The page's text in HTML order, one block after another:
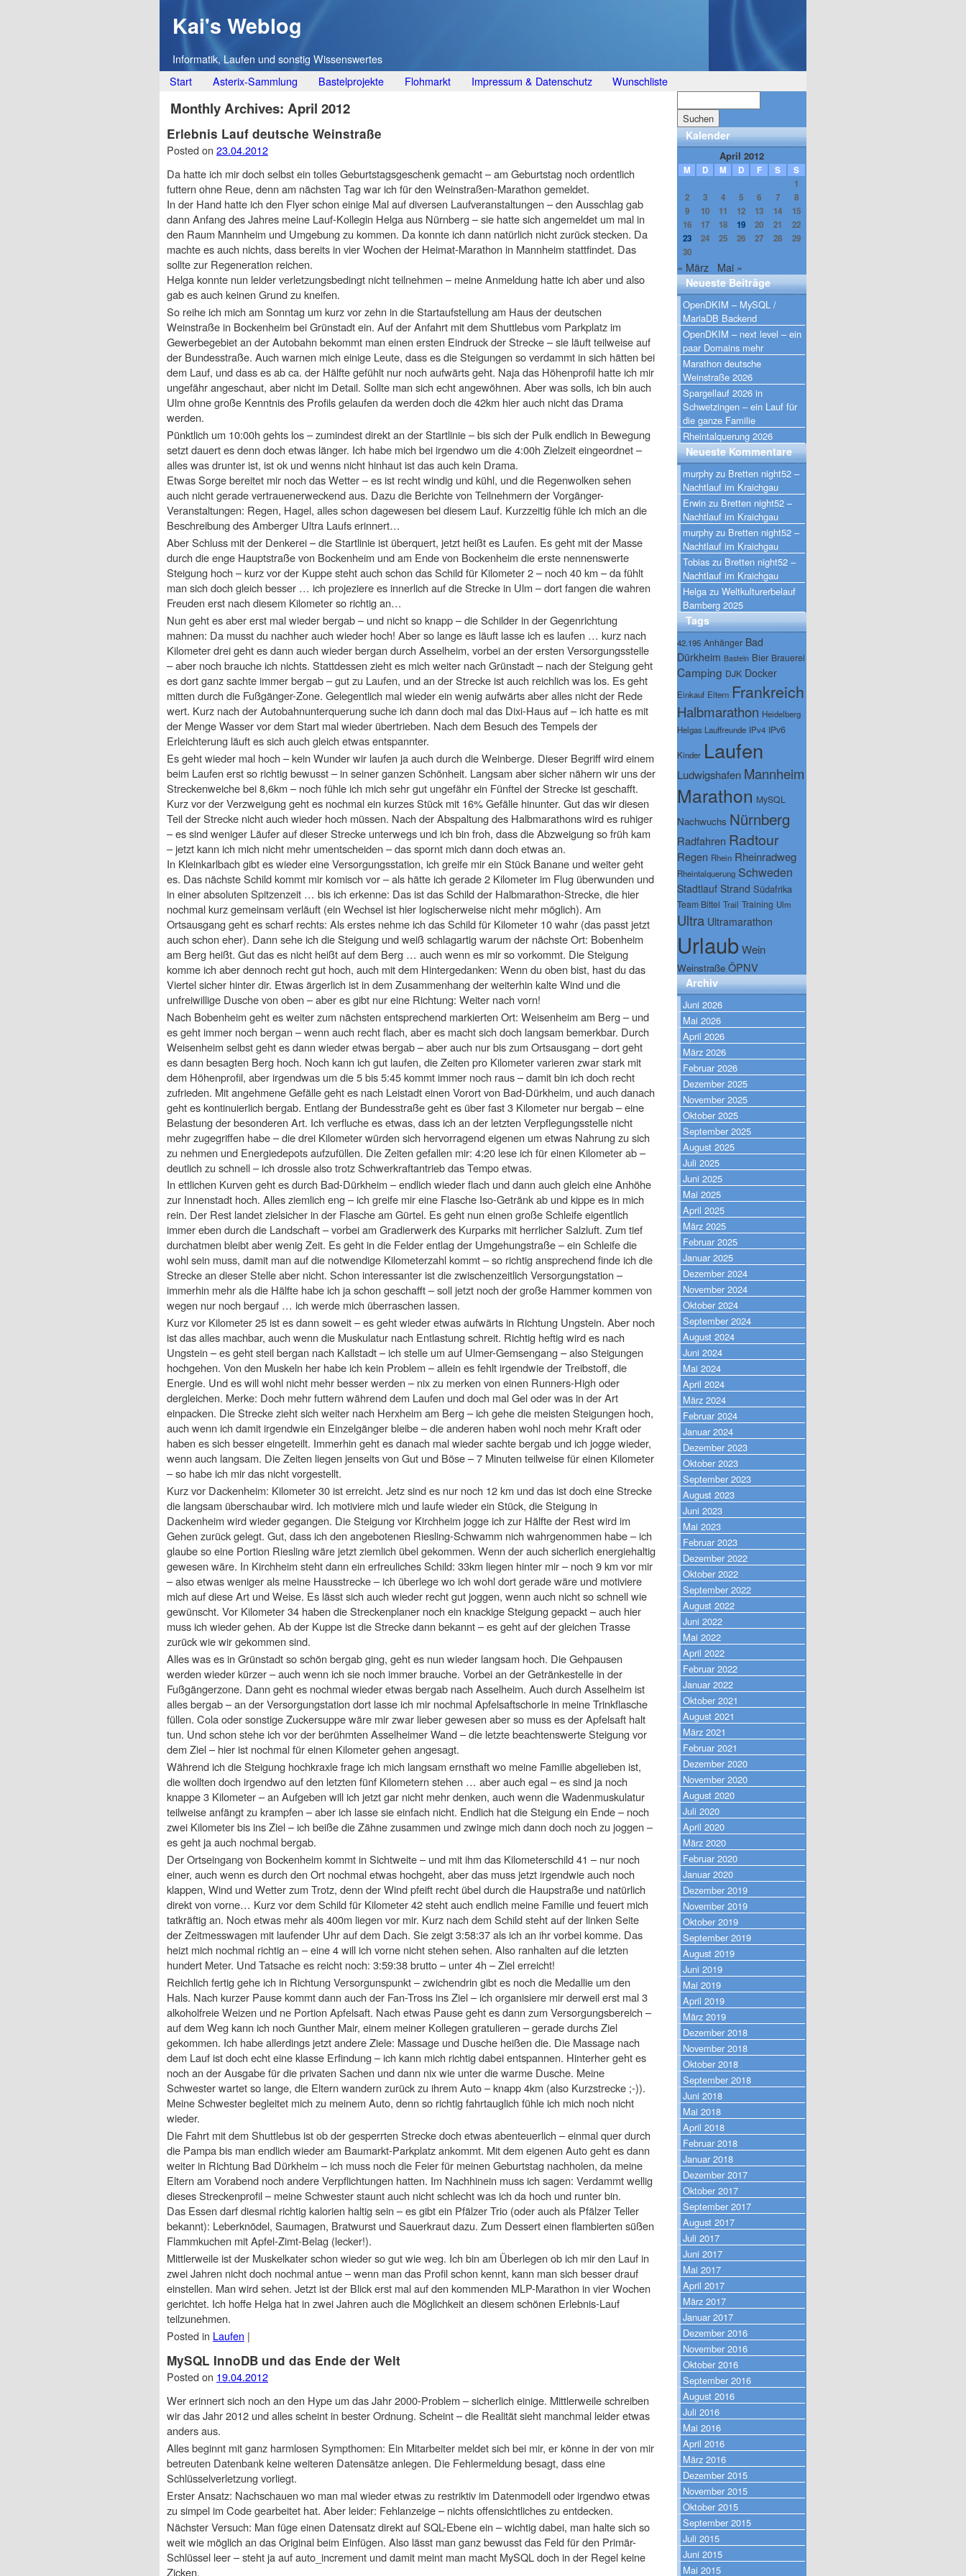
Kai's Weblog
Informatik, Laufen und sonstig Wissenswertes
Main menu
Skip
to
Start Asterix-Sammlung Bastelprojekte Flohmarkt Impressum & Datenschutz Wunschliste
Monthly Archives: April 2012
Erlebnis Lauf deutsche Weinstraße
Posted on 23.04.2012
Da hatte ich mir doch selbst ein tolles Geburtstagsgeschenk gemacht – am Geburtstag noch ordentlich
futtern ohne Reue, denn am nächsten Tag war ich für den Weinstraßen-Marathon gemeldet.
In der Hand hatte ich den Flyer schon einige Mal auf diversen Laufveranstaltungen – den Ausschlag gab
dann Anfang des Jahres meine Lauf-Kollegin Helga aus Nürnberg – sie hatte sich angemeldet um mal in
den Raum Mannheim und Umgebung zu kommen. Da konnte ich dann natürlich nicht zurück stecken. Da
machte es auch nichts, dass bereits in vier Wochen der Heimat-Marathon in Mannheim stattfindet. Das
sollte zur Regeneration reichen.
Helga konnte nun leider verletzungsbedingt nicht teilnehmen – meine Anmeldung hatte ich aber und also
gab es auch keinen Grund zu kneifen.
So reihe ich mich am Sonntag um kurz vor zehn in die Startaufstellung am Haus der deutschen
Weinstraße in Bockenheim bei Grünstadt ein. Auf der Anfahrt mit dem Shuttlebus vom Parkplatz im
Gewerbegebiet an der Autobahn bekommt man einen ersten Eindruck der Strecke – sie läuft teilweise auf
der Bundesstraße. Auch warnen mich einige Leute, dass es die Steigungen so verdammt in sich hätten bei
dem Lauf, und dass es ab ca. der Hälfte gefühlt nur noch aufwärts geht. Naja das Höhenprofil hatte ich mir
ungefähr angeschaut, aber nicht im Detail. Sollte man sich echt angewöhnen. Aber was solls, ich bin auch
Ulm ohne große Kenntnis des Profils gelaufen da werden doch die 42km hier auch nicht das Drama
werden.
Pünktlich um 10:00h gehts los – zumindest direkt an der Startlinie – bis sich der Pulk endlich in Bewegung
setzt dauert es denn doch etwas länger. Ich habe mich bei irgendwo um die 4:00h Zielzeit eingeordnet –
alles was drunter ist, ist ok und wenns nicht hinhaut ist das auch kein Drama.
Etwas Sorge bereitet mir noch das Wetter – es ist recht windig und kühl, und die Regenwolken sehen
auch nicht gerade vertrauenerweckend aus. Dazu die Berichte von Teilnehmern der Vorgänger-
Veranstaltungen: Regen, Hagel, alles schon dagewesen bei diesem Lauf. Kurzzeitig fühle ich mich an die
Beschreibung des Amberger Ultra Laufs erinnert…
Aber Schluss mit der Denkerei – die Startlinie ist überquert, jetzt heißt es Laufen. Es geht mit der Masse
durch die enge Hauptstraße von Bockenheim und am Ende von Bockenheim die erste nennenswerte
Steigung hoch – kurz vor der Kuppe steht auch schon das Schild für Kilometer 2 – noch 40 km – da fühlt
man sich doch gleich besser … ich projeziere es innerlich auf die Strecke in Ulm – dort fangen die wahren
Freuden erst nach diesem Kilometer so richtig an…
Nun geht es aber erst mal wieder bergab – und nicht so knapp – die Schilder in der Gegenrichtung
mahnen: Da musst du nachher auch wieder hoch! Aber so lange es läuft lasse ich es laufen … kurz nach
Kilometer drei geht es dann auch wieder bergan durch Asselheim, vorbei an der ersten Versorgungsstelle
– aber noch brauche ich nichts. Stattdessen zieht es mich weiter nach Grünstadt – nach der Steigung geht
es dort ganz sachte immer bergab – gut zu Laufen, und an der Strecke ist auch reichlich was los. Es geht
mitten durch die Fußgänger-Zone. Gelegentlich mal wieder ein wenig aufwärts aber alles nicht der Rede
wert. Kurz nach der Autobahnunterquerung suche ich dann doch mal das Dixi-Haus auf – ich hatte es mit
der Menge Wasser vor dem Start mal wieder übertrieben. Nach dem Besuch des Tempels der
Erleichterung läuft es sich auch gleich etwas entspannter.
Es geht wieder mal hoch – kein Wunder wir laufen ja auch durch die Weinberge. Dieser Begriff wird einem
beim Laufen erst so richtig bewusst – in seiner ganzen Schönheit. Langsam aber sicher nähern wir uns der
Streckenweiche bei 8,6km – noch fühle ich mich sehr gut ungefähr ein Fünftel der Strecke ist geschafft.
Kurz vor der Verzweigung geht es nochmal ein kurzes Stück mit 16% Gefälle hinunter. Gut das wir diesen
Teil der Strecke nicht auch wieder hoch müssen. Nach der Abspaltung des Halbmarathons wird es ruhiger
– es sind weniger Läufer auf dieser Strecke unterwegs und ich bin froh, dass die Abzweigung so früh kam
– jetzt kann ich mich nicht mehr umentscheiden – das spornt mich dann doch etwas an.
In Kleinkarlbach gibt es wieder eine Versorgungsstation, ich greife mir ein Stück Banane und weiter geht
es. Das nächste Schild kommt mir komisch vor – als hätte ich gerade 2 Kilometer im Flug überwunden und
in einer absoluten Spitzenzeit … bis ich erkenne: Das ist das Schild der Halbmarathon-Strecke, die hier
nochmal kurz gemeinsam verläuft (ein Wechsel ist hier logischerweise nicht mehr möglich). Am
Ortsausgang geht es scharf rechts: Als erstes nehme ich das Schild für Kilometer 10 wahr (das passt jetzt
auch schon eher). Dann sehe ich die Steigung und weiß schlagartig warum der nächste Ort: Bobenheim
am Berg heißt. Gut das es nicht heißt auf dem Berg … auch wenn es mir so vorkommt. Die Steigung
komme ich aber dennoch recht gut hoch, auch mit dem Hintergedanken: Wenn du oben bist, hast du das
Viertel sicher hinter dir. Etwas ärgerlich ist in dem Zusammenhang der weiterhin kalte Wind und die
unfreiwillige Dusche von oben – aber es gibt nur eine Richtung: Weiter nach vorn!
Nach Bobenheim geht es weiter zum nächsten entsprechend markierten Ort: Weisenheim am Berg – und
es geht immer noch bergan – wenn auch recht flach, aber es macht sich doch langsam bemerkbar. Durch
Weisenheim selbst geht es dann wieder etwas bergab – aber auch nur bis zum Ortsausgang – dort geht
es dann besagten Berg hoch. Noch kann ich gut laufen, die Zeiten pro Kilometer varieren zwar stark mit
dem Höhenprofil, aber irgendwas um die 5 bis 5:45 kommt immer noch raus – damit bin ich doch recht
zufrieden. Mit angehmene Gefälle geht es nach Leistadt einen Vorort von Bad-Dürkheim, und auch danach
geht es kontinuierlich bergab. Entlang der Bundesstraße geht es über fast 3 Kilometer nur bergab – eine
Belastung der besonderen Art. Ich verfluche es etwas, dass ich an der letzten Verpflegungsstelle nicht
mehr zugegriffen habe – die drei Kilometer würden sich hervorragend eigenen um etwas Nahrung zu sich
zu nehmen und Energiedepots aufzufüllen. Die Zeiten gefallen mir: 4:20 lese ich für einen Kilometer ab –
deutlich zu schnell – ich drossle also trotz Schwerkraftantrieb das Tempo etwas.
In ettlichen Kurven geht es durch Bad-Dürkheim – endlich wieder flach und dann auch gleich eine Anhöhe
zur Innenstadt hoch. Alles ziemlich eng – ich greife mir eine Flasche Iso-Getränk ab und kippe es in mich
rein. Der Rest landet zielsicher in der Flasche am Gürtel. Es geht nun einen große Schleife eigentlich
immer eben durch die Landschaft – vorbei am Gradierwerk des Kurparks mit herrlicher Salzluft. Zum tief
durchatmen bleibt aber wenig Zeit. Es geht in die Felder entlag der Umgehungstraße – ein Schleife die
wohl sein muss, damit man auf die notwendige Kilometerzahl kommt – so richtig ansprechend finde ich die
Strecke an dieser Stelle aber nicht. Schon interessanter ist die zwischenzeitlich Versorgungstation –
immerhin mehr als die Hälfte habe ich ja schon geschafft – soll jetzt noch der große Hammer kommen von
wegen nur noch bergauf … ich werde mich überraschen lassen.
Kurz vor Kilometer 25 ist es dann soweit – es geht wieder etwas aufwärts in Richtung Ungstein. Aber noch
ist das alles machbar, auch wenn die Muskulatur nach Entlastung schreit. Richtig heftig wird es nach
Ungstein – es geht steil bergan nach Kallstadt – ich stelle um auf Ulmer-Gemsengang – also Steigungen
hochgehen. Von den Muskeln her habe ich kein Problem – allein es fehlt irgendwie der Treibstoff, die
Energie. Und es will wohl nicht mehr besser werden – nix zu merken von einen Runners-High oder
dergleichen. Merke: Doch mehr futtern während dem Laufen und doch mal Gel oder was in der Art
einpacken. Die Strecke zieht sich weiter nach Herxheim am Berg – ich gehe die meisten Steigungen hoch,
auch wenn ich damit irgendwie ein Einzelgänger bleibe – die anderen haben wohl noch mehr Kraft oder
haben es sich besser eingeteilt. Immerhin geht es danach mal wieder sachte bergab und ich jogge wieder,
wenn auch langsam. Die Zeiten liegen jenseits von Gut und Böse – 7 Minuten teilweise für einen Kilometer
– so habe ich mir das nicht vorgestellt.
Kurz vor Dackenheim: Kilometer 30 ist erreicht. Jetz sind es nur noch 12 km und das ist doch eine Strecke
die langsam überschaubar wird. Ich motiviere mich und laufe wieder ein Stück, die Steigung in
Dackenheim wird wieder gegangen. Die Steigung vor Kirchheim jogge ich zur Hälfte der Rest wird im
Gehen zurück gelegt. Gut, dass ich den angebotenen Riesling-Schwamm nich wahrgenommen habe – ich
glaube so eine Portion Riesling wäre jetzt ziemlich übel gekommen. Wenn der auch sicherlich energiehaltig
gewesen wäre. In Kirchheim steht dann ein erfreuliches Schild: 33km liegen hinter mir – noch 9 km vor mir
– also etwas weniger als meine Hausstrecke – ich überlege wo ich wohl dort gerade wäre und motiviere
mich auf diese Art und Weise. Es lässt sich auch wieder recht gut joggen, wenn auch nicht so schnell wie
gewünscht. Vor Kilometer 34 haben die Streckenplaner noch ein knackige Steigung gepackt – auch hier
muss ich wieder gehen. Ab der Kuppe ist die Strecke dann bekannt – es geht auf der gleichen Trasse
zurück wie wir gekommen sind.
Alles was es in Grünstadt so schön bergab ging, geht es nun wieder langsam hoch. Die Gehpausen
werden wieder kürzer – auch wenn ich sie noch immer brauche. Vorbei an der Getränkestelle in der
Fußgängerzone. Dann geht es nochmal wieder etwas bergab nach Asselheim. Auch durch Asselheim ist
alles bergab – an der Versorgungstation dort lasse ich mir nochmal Apfelsaftschorle in meine Trinkflasche
füllen. Cola oder sonstige Zuckersuppe wäre mir zwar lieber gewesen aber so muss es der Apfelsaft halt
tun. Und schon stehe ich vor der berühmten Asselheimer Wand – die letzte beachtenswerte Steigung vor
dem Ziel – hier ist nochmal für einen Kilometer gehen angesagt.
Während ich die Steigung hochkraxle frage ich mich langsam ernsthaft wo meine Familie abgelieben ist,
die wollten doch irgendwo auf den letzten fünf Kilometern stehen … aber auch egal – es sind ja noch
knappe 3 Kilometer – an Aufgeben will ich jetzt gar nicht mehr denken, auch wenn die Wadenmuskulatur
teilweise anfängt zu krampfen – aber ich lasse sie einfach nicht. Endlich hat die Steigung ein Ende – noch
zwei Kilometer bis ins Ziel – ich beiße die Zähne zusammen und zwinge mich dann doch noch zu joggen –
es geht ja auch nochmal bergab.
Der Ortseingang von Bockenheim kommt in Sichtweite – und mit ihm das Kilometerschild 41 – nur noch
einer, auch wenn es durch den Ort nochmal etwas hochgeht, aber das muss jetzt irgendwie auch noch
klappen, Wind und Wetter zum Trotz, denn der Wind pfeift recht übel durch die Haupstraße und natürlich
direkt von vorne… Kurz vor dem Schild für Kilometer 42 steht auch endlich meine Familie und feuert mich
tatkräftig an. Noch etwas mehr als 400m liegen vor mir. Kurz nach dem Schild steht auf der linken Seite
der Zeitmesswagen mit laufender Uhr auf dem Dach. Sie zeigt 3:58:37 als ich an ihr vorbei komme. Das
heizt mich nochmal richtig an – eine 4 will ich vorne nicht stehen sehen. Also ranhalten auf die letzten
hundert Meter. Und Tatsache es reicht noch: 3:59:38 brutto – unter 4h – Ziel erreicht!
Reichlich fertig gehe ich in Richtung Versorgunspunkt – zwichendrin gibt es noch die Medallie um den
Hals. Nach kurzer Pause kommt dann auch der Fan-Tross ins Ziel – ich organisiere mir derweil erst mal 3
alkoholfreie Weizen und ne Portion Apfelsaft. Nach etwas Pause geht es dann zum Versorgungsbereich –
auf dem Weg kann ich noch Gunther Mair, einem meiner Kollegen gratulieren – gerade durchs Ziel
gekommen. Ich habe allerdings jetzt andere Ziele: Massage und Dusche heißen die. Die Massage nach
dem Lauf ist doch echt eine klasse Erfindung – ich kann mich richtig dabei entspannen. Hinterher geht es
noch an der Ausgabe für die privaten Sachen und dann nix wie unter die warme Dusche. Meine
Schwester wartet so lange, die Eltern wandern zurück zu ihrem Auto – knapp 4km (also Kurzstrecke ;-)).
Meine Schwester begleitet mich zu meinem Auto, denn so richtig fahrtauglich fühle ich mich noch nicht
wieder.
Die Fahrt mit dem Shuttlebus ist ob der gesperrten Strecke doch etwas abenteuerlich – einmal quer durch
die Pampa bis man endlich wieder am Baumarkt-Parkplatz ankommt. Mit dem eigenen Auto geht es dann
weiter in Richtung Bad Dürkheim – ich muss noch die Feier für meinen Geburtstag nachholen, da meine
Eltern am Vorabend noch andere Verpflichtungen hatten. Im Nachhinein muss ich sagen: Verdammt wellig
dieses Streckenprofil – meine Schwester staunt auch nicht schlecht was ich da hoch und runter bin.
Das Essen darf diesmal richtig kalorien haltig sein – es gibt ein Pfälzer Trio (oder auch als Pfälzer Teller
bekannt): Leberknödel, Saumagen, Bratwurst und Sauerkraut dazu. Zum Dessert einen flambierten süßen
Flammkuchen mit Apfel-Zimt-Belag (lecker!).
Mittlerweile ist der Muskelkater schon wieder so gut wie weg. Ich bin am Überlegen ob ich mir den Lauf in
zwei Jahren nicht doch nochmal antue – wenn man das Profil schon kennt, kann man sich besser drauf
einstellen. Man wird sehen. Jetzt ist der Blick erst mal auf den kommenden MLP-Marathon in vier Wochen
gerichtet. Ich hoffe Helga hat in zwei Jahren auch die Möglichkeit an diesem schönen Erlebnis-Lauf
teilzunehmen.
Posted in Laufen |
MySQL InnoDB und das Ende der Welt
Posted on 19.04.2012
Wer erinnert sich noch an den Hype um das Jahr 2000-Problem – sicherlich einige. Mittlerweile schreiben
wir das Jahr 2012 und alles scheint in bester Ordnung. Scheint – die Realität sieht manchmal leider etwas
anders aus.
Alles beginnt mit ganz harmlosen Sympthomen: Ein Mitarbeiter meldet sich bei mir, er könne in der von mir
betreuten Datenbank keine weiteren Datensätze anlegen. Die Fehlermeldung besagt, dass eine
Schlüsselverletzung vorliegt.
Erster Ansatz: Nachschauen wo man mal wieder etwas zu restriktiv im Datenmodell oder irgendwo etwas
zu simpel im Code gearbeitet hat. Aber leider: Fehlanzeige – nichts offensichtliches zu entdecken.
Nächster Versuch: Man füge einen Datensatz direkt auf SQL-Ebene ein – wichtig dabei, man halte sich so
weit wie möglich an das Original beim Einfügen. Also lässt man ganz bewusst das Feld für den Primär-
Schlüssel leer – steht ja auf auto_increment und damit meint man macht MySQL doch in der Regel keine
Zicken.
Kalender
April 2012
M D M D F S
S
1
2
3 4 5 6 7
8
9
10 11 12 13 14
15
16
17 18 19 20 21
22
23
24 25 26 27 28
29
30
« März Mai »
Neueste Beiträge
OpenDKIM – MySQL /
MariaDB Backend
OpenDKIM – next level – ein
paar Domains mehr
Marathon deutsche
Weinstraße 2026
Spargellauf 2026 in
Schwetzingen – ein Lauf für
die ganze Familie
Rheintalquerung 2026
Neueste Kommentare
murphy zu Bretten night52 –
Nachtlauf im Kraichgau
Erwin zu Bretten night52 –
Nachtlauf im Kraichgau
murphy zu Bretten night52 –
Nachtlauf im Kraichgau
Tobias zu Bretten night52 –
Nachtlauf im Kraichgau
Helga zu Weltkulturerbelauf
Bamberg 2025
Tags
42.195 Anhänger Bad
Dürkheim Basteln Bier Brauerei
Camping DJK Docker
Einkauf Eltern Frankreich
Halbmarathon Heidelberg
Helgas Lauffreunde IPv4 IPv6
Kinder Laufen
Ludwigshafen Mannheim
Marathon MySQL
Nachwuchs Nürnberg
Radfahren Radtour
Regen Rhein Rheinradweg
Rheintalquerung Schweden
Stadtlauf Strand Südafrika
Team Bittel Trail Training Ulm
Ultra Ultramarathon
UrlaubWein
Weinstraße ÖPNV
Archiv
Juni 2026
Mai 2026
April 2026
März 2026
Februar 2026
Dezember 2025
November 2025
Oktober 2025
September 2025
August 2025
Juli 2025
Juni 2025
Mai 2025
April 2025
März 2025
Februar 2025
Januar 2025
Dezember 2024
November 2024
Oktober 2024
September 2024
August 2024
Juni 2024
Mai 2024
April 2024
März 2024
Februar 2024
Januar 2024
Dezember 2023
Oktober 2023
September 2023
August 2023
Juni 2023
Mai 2023
Februar 2023
Dezember 2022
Oktober 2022
September 2022
August 2022
Juni 2022
Mai 2022
April 2022
Februar 2022
Januar 2022
Oktober 2021
August 2021
März 2021
Februar 2021
Dezember 2020
November 2020
August 2020
Juli 2020
April 2020
März 2020
Februar 2020
Januar 2020
Dezember 2019
November 2019
Oktober 2019
September 2019
August 2019
Juni 2019
Mai 2019
April 2019
März 2019
Dezember 2018
November 2018
Oktober 2018
September 2018
Juni 2018
Mai 2018
April 2018
Februar 2018
Januar 2018
Dezember 2017
Oktober 2017
September 2017
August 2017
Juli 2017
Juni 2017
Mai 2017
April 2017
März 2017
Januar 2017
Dezember 2016
November 2016
Oktober 2016
September 2016
August 2016
Juli 2016
Mai 2016
April 2016
März 2016
Dezember 2015
November 2015
Oktober 2015
September 2015
Juli 2015
Juni 2015
Mai 2015